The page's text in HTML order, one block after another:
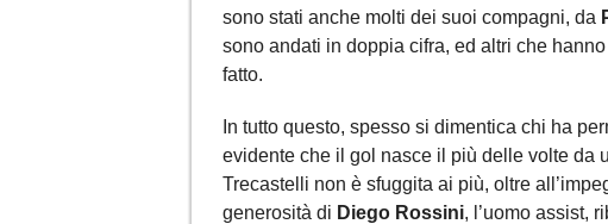
sono stati anche molti dei suoi compagni, da
sono andati in doppia cifra, ed altri che
fatto.
In tutto questo, spesso si dimentica chi ha
evidente che il gol nasce il più delle volte da
Trecastelli non è sfuggita ai più, oltre
generosità di Diego Rossini, l’uomo assist,